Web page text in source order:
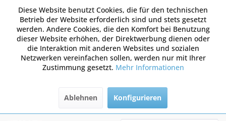
Diese Website benutzt Cookies, die für den technischen
Betrieb der Website erforderlich sind und stets gesetzt
werden. Andere Cookies, die den Komfort bei Benutzung
dieser Website erhöhen, der Direktwerbung dienen oder
die Interaktion mit anderen Websites und sozialen
Netzwerken vereinfachen sollen, werden nur mit Ihrer
Zustimmung gesetzt. Mehr Informationen
Ablehnen Konfigurieren